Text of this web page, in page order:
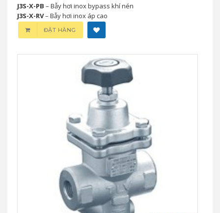
J3S-X-PB – Bẫy hơi inox bypass khí nén
J3S-X-RV– Bẫy hơi inox áp cao
ĐẶT HÀNG